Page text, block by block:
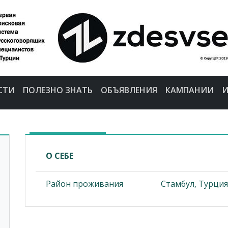
ПОЛЕЗНО ЗНАТЬ ОБЪЯВЛЕНИЯ КАМПАНИИ
О СЕБЕ
Район проживания Стамбул, Турция